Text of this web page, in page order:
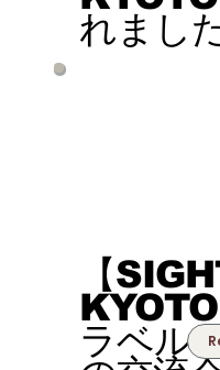
れまし
【
ラベル